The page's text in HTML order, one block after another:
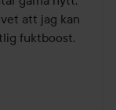
att jag kan
fuktboost.